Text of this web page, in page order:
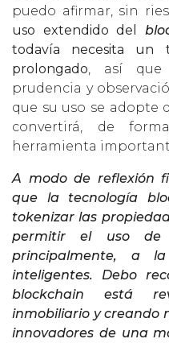
puedo afirmar, sin
uso extendido del
todavía necesita un
prolongado, así que
prudencia y
que su uso se adopte
convertirá, de
herramienta
A modo de reflexión
que la tecnología
tokenizar las
permitir el uso de
principalmente, a
inteligentes. Debo
blockchain está
inmobiliario y creando
innovadores de una